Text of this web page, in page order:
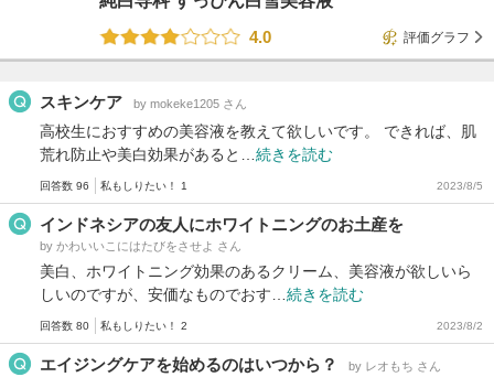
4.0
評価グラフ
スキンケア by mokeke1205 さん
高校生におすすめの美容液を教えて欲しいです。 できれば、肌
荒れ防止や美白効果があると… 続きを読む
回答数 96 私もしりたい！ 1 2023/8/5
インドネシアの友人にホワイトニングのお土産を
by かわいいこにはたびをさせよ さん
美白、ホワイトニング効果のあるクリーム、美容液が欲しいら
しいのですが、安価なものでおす… 続きを読む
回答数 80 私もしりたい！ 2 2023/8/2
エイジングケアを始めるのはいつから？ by レオもち さん